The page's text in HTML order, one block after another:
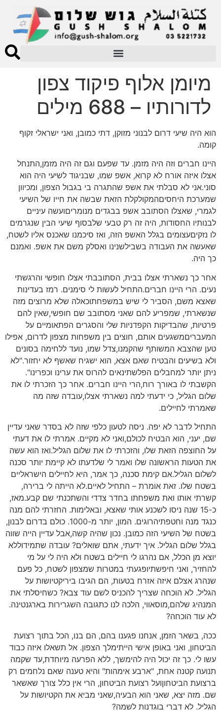
מיומן אלוף פיקוד צפון
לדורותיו – 688 מילים
הוא היה שיעי דרום לבנוני מזוקן, דתי כמובן, ואני ישראלי זקוף
קומה.
היינו חברים וזה היה מזמן. עד שפעם וגם זה היה מזמן,התנחל
אצלו איזה אורח לא קרוא, אשפ שמו, שבניגוד לשיעי היה הוא
סוני.אני לא סבלתי את אשפ שהתגרה בי בגבול הצפון, ומכיוון
שמערכת היחסיםהמקולקלת הזאת שבשה את חייו של השיעי
לגמרי, שאצלו הסתובב אשפ בבגדים מנומריםועשה עיניים
לבנותיו החסודות, היה זה רק טבעי שלבסוף שיעי הבין שנגרמים
לו נזקיםעצומים בגלל האשפ הזה, ואז סיכמנו שאכנס אליו לשטח,
שאעשה את העבודה בשבילשנינו ואסלק משם את אשפ. ואמנם
כך היה.
אחר כך נשארתי אצלו בבית, הסתובבתי אצלו חופשי והרגשתי
נעים. הרי היינו חברים.התחיל לעשות לי סימנים. רמז בעדינות
שאצא משם, הסביר לי שיש במשפחתוכאלה שלא מרוצים מזה
שנשארתי, שמפריע להם שאני מסתובב שם חופשי,שאין להם
פרטיות, שהבדיקות הקפדניות שלי והסגרים הפתאומיים על
המעבריםמשגעים אותם, חוצים בין משפחות מצפון לדרום, אפילו
טען שהצבא המשותף שהקמנו,צדל שמו, נועד ללחימה בסונים
ולא בשיעים והבטיח שאם אצא, הוא ישגיח שאשף לא יחזור."לא
ניתן יותר למחבלים הפלשתינאים להרוס את ערינו וכפרינו".
הקשבתי לו באורך רוח,הרי היינו חברים. אחר כך הזכרתי לו את
שלום הגליל, כי ידעתי למה נשארתי אצלו,עובדה שזה מה
שאמרתי לחיילים.
התחיל לדבר לא יפה. ניסה לטעון כלפי שזה לא בסדר שאני עדיין
שם, יעני, הוא הבטיח לכולם,ואני לא מקיים. אמרתי לו את דעתי
על החוצפה הזאת שלו, והזכרתי לו את שלום הגליל.ואז הוא עשה
את הטעות הראשונה שלו ואמר לי שלדעתו לא קיימת יותר סכנה
לשלום הגליל.אם קימת סכנה, כך אמר, היא לחיילים הישראליים
בשטח שלו. זאת אומרת – התחיל לאיים.לא הייתה לי ברירה,
קשרתי אותו ואת משפחתו בחדר צדדי והשתכנתי שם קבע.מאז,
כ-15 שנה ניסו לשכנע אותי שאצא, ובאלימות. החזרתי להם מנה
כנגד מנה וחטפתיהרוגים. המון, יותר מ-1000. כולם בדרום לבנון,
בשטח של השיעי הזה כמובן. נכון שהיה קשה,אבל עדיין הייה שווה
בגלל שלום הגליל. איך ידעתי, אתם שואלים? עובדה שתמידוללא
יוצא מן הכלל, אם נהרגו לי חיילים בשטח ולא היה לי על מי
להחזיר, ואני חיפשתיופגעתי במטרות שמצפון לשטח, כל פעם
שנהרג אצלם איזה אזרח בטעות, הם הגיבו ביריקטיושות על
הגליל. לא הוכחה שצריך להכניס לשם עוד צבא? כשחיסלתי את
המנהיג שלהם,מוסאווי, הלכה לנו כתגובה השגרירות בארגנטינה.
לא עוד הוכחה?
ככה, בשאר הזמן, אנחנו פגענו בהם, הם בנו, הכל בתוך רצועת
הביטחון, ואני באופן אישי הייתימלך הצפון. אל תשאלו איזה כבוד
עשו לי. כך זה יכול היה להימשך, ללא הפרעה מיוחדת,עד שקמה
תנועה קטנה אחת, "ארבע אימהות" והיא טענה שאם נלחמים רק
ברצועת הביטחוןועל רצועת הביטחון, הרי אין כלל צורך שאשאר
שם. מזה יצא, שאני הוא הבעיה,שאני מביא את הקטיושות על
הגליל. לא דברי בוגדנות לשמה?